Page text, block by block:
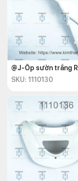
@J-Ốp sườn trắng R
SKU: 1110130